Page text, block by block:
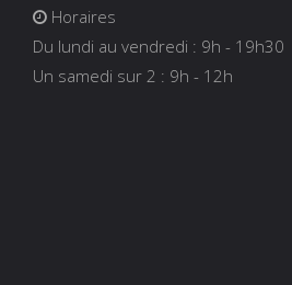
Horaires
Du lundi au vendredi : 9h - 19h30
Un samedi sur 2 : 9h - 12h